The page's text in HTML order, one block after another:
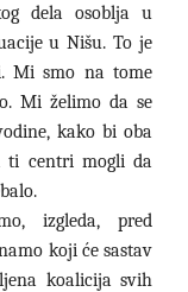
dela osoblja u
u Nišu. To je
Mi smo na tome
Mi želimo da se
kako bi oba
ti centri mogli da
izgleda, pred
koji će sastav
koalicija svih